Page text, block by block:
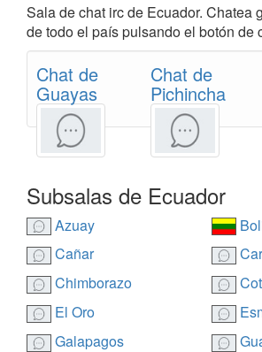
Sala de chat irc de Ecuador. Chatea
de todo el país pulsando el botón de
Chat de
Guayas
Chat de
Pichincha
Subsalas de Ecuador
Azuay
Cañar
Chimborazo
El Oro
Galapagos